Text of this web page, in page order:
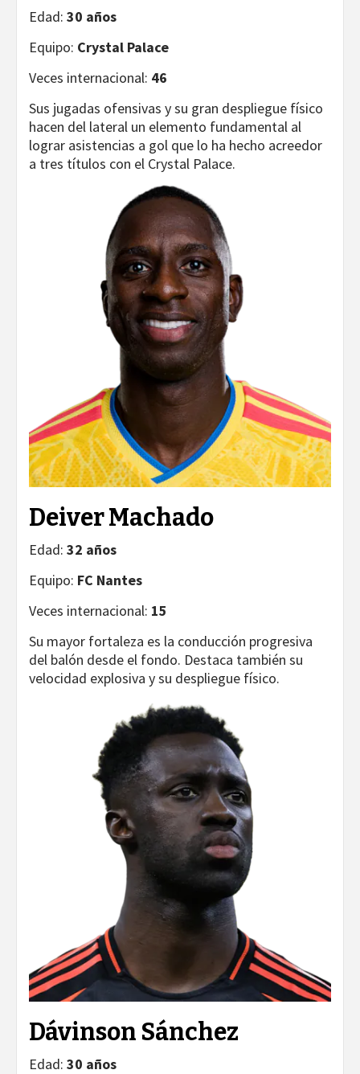
Edad: 30 años
Equipo: Crystal Palace
Veces internacional: 46
Sus jugadas ofensivas y su gran despliegue físico
hacen del lateral un elemento fundamental al
lograr asistencias a gol que lo ha hecho acreedor
a tres títulos con el Crystal Palace.
Deiver Machado
Edad: 32 años
Equipo: FC Nantes
Veces internacional: 15
Su mayor fortaleza es la conducción progresiva
del balón desde el fondo. Destaca también su
velocidad explosiva y su despliegue físico.
Dávinson Sánchez
Edad: 30 años